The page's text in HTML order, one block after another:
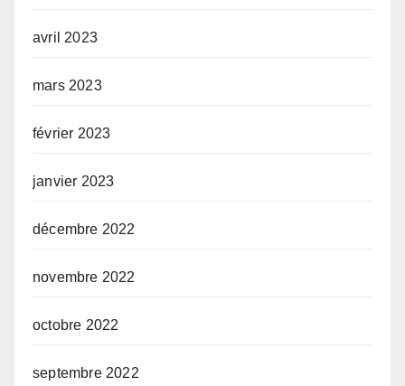
avril 2023
mars 2023
février 2023
janvier 2023
décembre 2022
novembre 2022
octobre 2022
septembre 2022